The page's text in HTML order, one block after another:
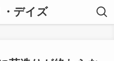
デイズ